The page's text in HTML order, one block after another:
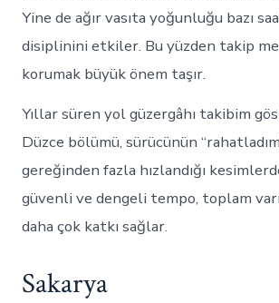
Yine de ağır vasıta yoğunluğu bazı
disiplinini etkiler. Bu yüzden takip
korumak büyük önem taşır.
Yıllar süren yol güzergâhı takibim
Düzce bölümü, sürücünün
gereğinden fazla hızlandığı
güvenli ve dengeli tempo, toplam
daha çok katkı sağlar.
Sakarya